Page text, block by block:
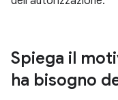
Spiega il
ha bisogno